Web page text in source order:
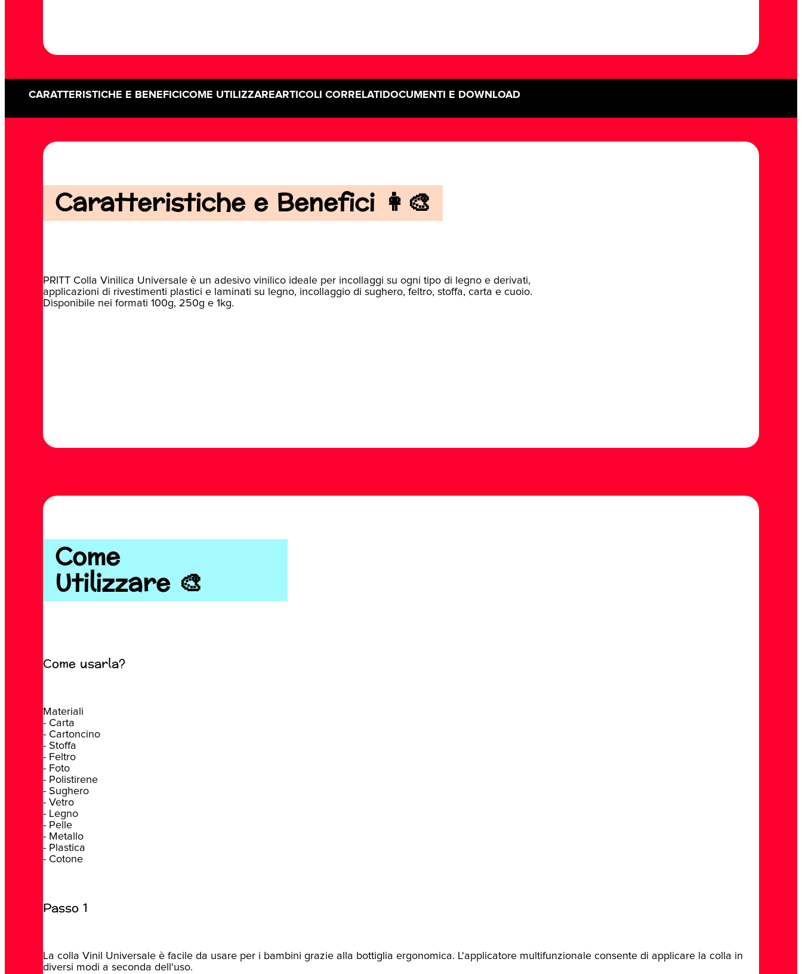
CARATTERISTICHE E BENEFICI COME UTILIZZAREARTICOLI CORRELATI DOCUMENTI E DOWNLOAD
Caratteristiche e Benefici 👩‍🎨
PRITT Colla Vinilica Universale è un adesivo vinilico ideale per incollaggi su ogni tipo di legno e derivati,
applicazioni di rivestimenti plastici e laminati su legno, incollaggio di sughero, feltro, stoffa, carta e cuoio.
Disponibile nei formati 100g, 250g e 1kg.
Come
Utilizzare 🎨
Come usarla?
Materiali
- Carta
- Cartoncino
- Stoffa
- Feltro
- Foto
- Polistirene
- Sughero
- Vetro
- Legno
- Pelle
- Metallo
- Plastica
- Cotone
Passo 1
La colla Vinil Universale è facile da usare per i bambini grazie alla bottiglia ergonomica. L'applicatore multifunzionale consente di applicare la colla in
diversi modi a seconda dell'uso.